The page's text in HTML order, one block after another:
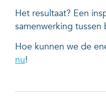
Het resultaat? Een
samenwerking
Hoe kunnen we de
nu!